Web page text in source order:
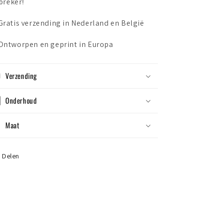
verzending in Nederland en België
en geprint in Europa
Verzending
Onderhoud
Maat
Delen